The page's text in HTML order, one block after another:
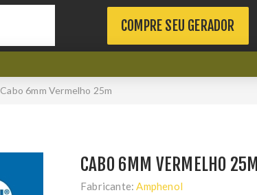
COMPRE SEU GERADOR
Cabo 6mm Vermelho 25m
CABO 6MM VERMELHO 25M
Fabricante: Amphenol